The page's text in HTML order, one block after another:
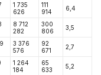
1 735
626
111
914
6,4
8 712
282
300
806
3,5
3 376
576
92
671
2,7
1 264
184
65
633
5,2